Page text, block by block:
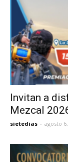
Invitan a
Mezcal
sietedias - agosto